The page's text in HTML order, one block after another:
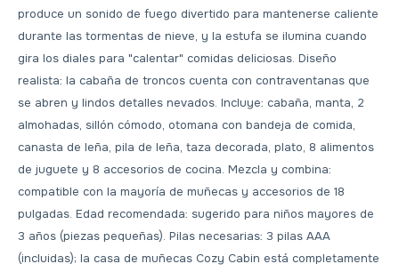
produce un sonido de fuego divertido para mantenerse caliente
durante las tormentas de nieve, y la estufa se ilumina cuando
gira los diales para "calentar" comidas deliciosas. Diseño
realista: la cabaña de troncos cuenta con contraventanas que
se abren y lindos detalles nevados. Incluye: cabaña, manta, 2
almohadas, sillón cómodo, otomana con bandeja de comida,
canasta de leña, pila de leña, taza decorada, plato, 8 alimentos
de juguete y 8 accesorios de cocina. Mezcla y combina:
compatible con la mayoría de muñecas y accesorios de 18
pulgadas. Edad recomendada: sugerido para niños mayores de
3 años (piezas pequeñas). Pilas necesarias: 3 pilas AAA
(incluidas); la casa de muñecas Cozy Cabin está completamente